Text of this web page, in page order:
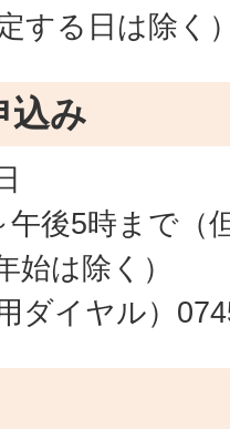
する日は除く
込み
午後5時まで（
始は除く）
ダイヤル）